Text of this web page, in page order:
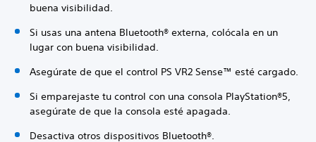
buena visibilidad.
Si usas una antena Bluetooth® externa, colócala en un
lugar con buena visibilidad.
Asegúrate de que el control PS VR2 Sense™ esté cargado.
Si emparejaste tu control con una consola PlayStation®5,
asegúrate de que la consola esté apagada.
Desactiva otros dispositivos Bluetooth®.